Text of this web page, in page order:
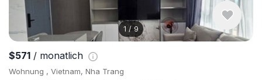
1 / 9
$571 / monatlich
Wohnung , Vietnam, Nha Trang